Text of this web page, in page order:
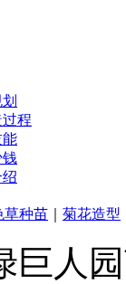
程
能
钱
草种苗 菊花造型
巨人